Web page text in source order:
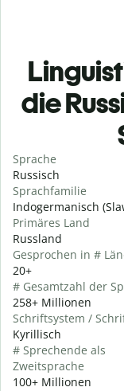
die
Sprache
Russisch
Sprachfamilie
Indogermanisch
Primäres Land
Russland
Gesprochen in #
20+
# Gesamtzahl der
258+ Millionen
Schriftsystem /
Kyrillisch
# Sprechende als
Zweitsprache
100+ Millionen